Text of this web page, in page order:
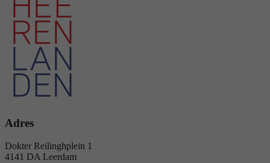
Adres
Dokter Reilinghplein 1
4141 DA Leerdam